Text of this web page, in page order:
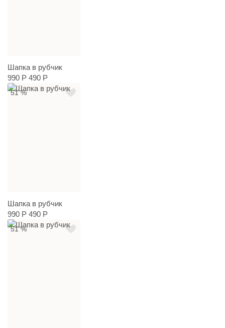
Шапка в рубчик
990 Р 490 Р
51 %
Шапка в рубчик
990 Р 490 Р
51 %